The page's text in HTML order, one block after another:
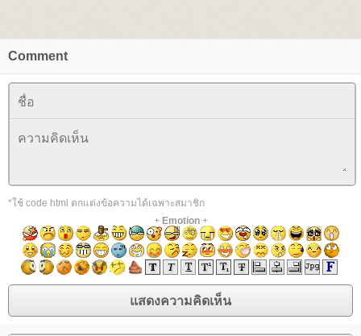
Comment
*ใช้ code html ตกแต่งข้อความได้เฉพาะสมาชิก
+ Emotion+